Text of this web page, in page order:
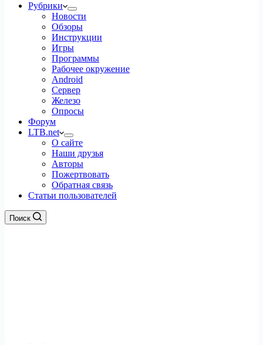
Рубрики
Новости
Обзоры
Инструкции
Игры
Программы
Рабочее окружение
Android
Сервер
Железо
Опросы
Форум
LTB.net
О сайте
Наши друзья
Авторы
Пожертвовать
Обратная связь
Статьи пользователей
Поиск